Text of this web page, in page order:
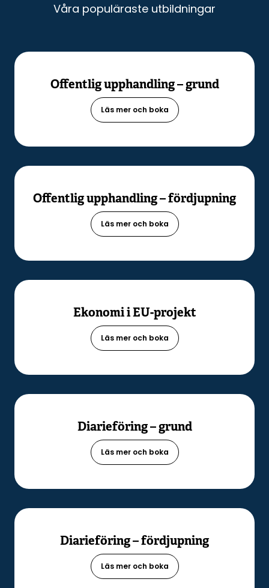
Våra populäraste utbildningar
Offentlig upphandling – grund
Läs mer och boka
Offentlig upphandling – fördjupning
Läs mer och boka
Ekonomi i EU-projekt
Läs mer och boka
Diarieföring – grund
Läs mer och boka
Diarieföring – fördjupning
Läs mer och boka